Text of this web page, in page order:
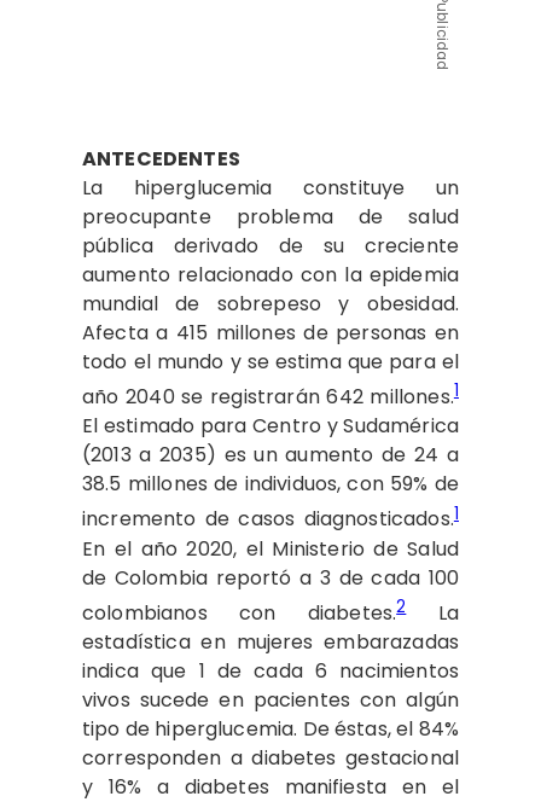
Publicidad
ANTECEDENTES
La hiperglucemia constituye un
preocupante problema de salud
pública derivado de su creciente
aumento relacionado con la epidemia
mundial de sobrepeso y obesidad.
Afecta a 415 millones de personas en
todo el mundo y se estima que para el
año 2040 se registrarán 642 millones.1
El estimado para Centro y Sudamérica
(2013 a 2035) es un aumento de 24 a
38.5 millones de individuos, con 59% de
incremento de casos diagnosticados.1
En el año 2020, el Ministerio de Salud
de Colombia reportó a 3 de cada 100
colombianos con diabetes.2La
estadística en mujeres embarazadas
indica que 1 de cada 6 nacimientos
vivos sucede en pacientes con algún
tipo de hiperglucemia. De éstas, el 84%
corresponden a diabetes gestacional
y 16% a diabetes manifiesta en el